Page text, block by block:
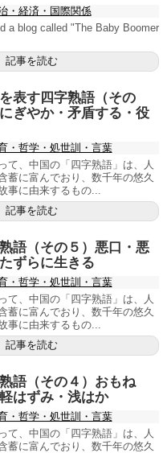
・経済・国際関係
a blog called "The Baby Boomer
記事を読む
表す四字熟語（その
ぎやか・矛盾する・役
・哲学・処世訓・言葉
て、中国の「四字熟語」は、人
蓄に富んでおり、数千年の悠久
事に由来するもの...
記事を読む
語（その５）悪口・悪
ずらに生きる
・哲学・処世訓・言葉
て、中国の「四字熟語」は、人
蓄に富んでおり、数千年の悠久
事に由来するもの...
記事を読む
語（その４）おもね
はずみ・浅はか
・哲学・処世訓・言葉
て、中国の「四字熟語」は、人
蓄に富んでおり、数千年の悠久